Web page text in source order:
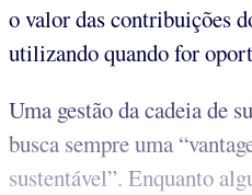
o valor das contribuições
utilizando quando for
Uma gestão da cadeia de
busca sempre uma
sustentável”. Enquanto